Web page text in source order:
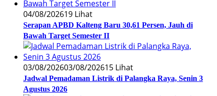
04/08/202619 Lihat
Serapan APBD Kalteng Baru 30,61 Persen, Jauh di
Bawah Target Semester II
03/08/202603/08/202615 Lihat
Jadwal Pemadaman Listrik di Palangka Raya, Senin 3
Agustus 2026